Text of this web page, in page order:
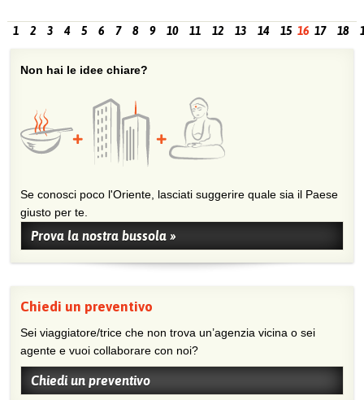
1 2 3 4 5 6 7 8 9 10 11 12 13 14 15 16 17 18
Non hai le idee chiare?
Se conosci poco l'Oriente, lasciati suggerire quale sia il Paese
giusto per te.
Prova la nostra bussola »
Chiedi un preventivo
Sei viaggiatore/trice che non trova un’agenzia vicina o sei
agente e vuoi collaborare con noi?
Chiedi un preventivo